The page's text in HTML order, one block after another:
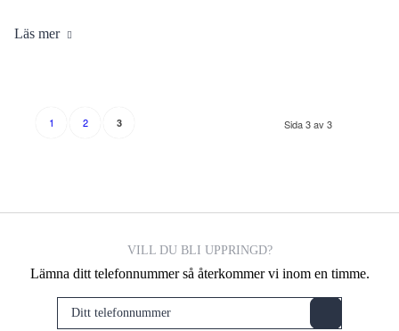
Läs mer
Sida 3 av 3
1 2 3
VILL DU BLI UPPRINGD?
Lämna ditt telefonnummer så återkommer vi inom en timme.